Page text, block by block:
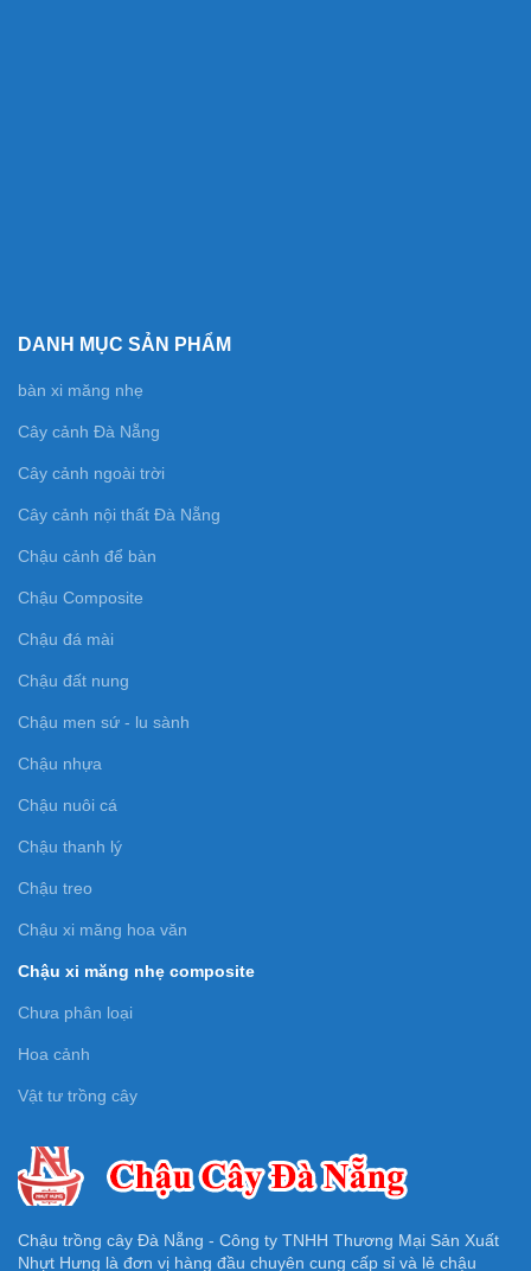
DANH MỤC SẢN PHẨM
bàn xi măng nhẹ
Cây cảnh Đà Nẵng
Cây cảnh ngoài trời
Cây cảnh nội thất Đà Nẵng
Chậu cảnh để bàn
Chậu Composite
Chậu đá mài
Chậu đất nung
Chậu men sứ - lu sành
Chậu nhựa
Chậu nuôi cá
Chậu thanh lý
Chậu treo
Chậu xi măng hoa văn
Chậu xi măng nhẹ composite
Chưa phân loại
Hoa cảnh
Vật tư trồng cây
Chậu trồng cây Đà Nẵng - Công ty TNHH Thương Mại Sản Xuất
Nhựt Hưng là đơn vị hàng đầu chuyên cung cấp sỉ và lẻ chậu